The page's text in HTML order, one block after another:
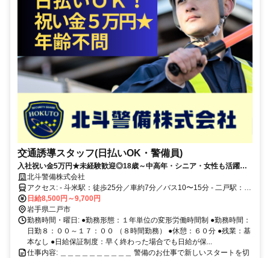
交通誘導スタッフ(日払いOK・警備員)
入社祝い金5万円★未経験歓迎◎18歳～中高年・シニア・女性も活躍
中！交通費全額支給◎資格取得支援あり
北斗警備株式会社
アクセス: - 斗米駅：徒歩25分／車約7分／バス10〜15分 - 二戸駅：徒
歩30〜35分／車約8分／バス10〜20分
日給8,500円～9,700円
岩手県二戸市
勤務時間・曜日: ●勤務形態：１年単位の変形労働時間制 ●勤務時間：
日勤８：００～１７：００ （８時間勤務） ●休憩：６０分 ●残業：基
本なし ●日給保証制度：早く終わった場合でも日給が保...
仕事内容: ＿＿＿＿＿＿＿＿＿＿ 警備のお仕事で新しいスタートを切